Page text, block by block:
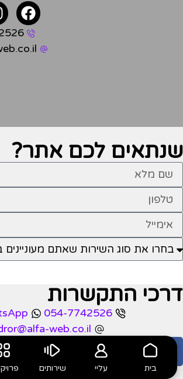
בית עליי שירותים
שנתאים לכם אתר?
דרכי התקשרות
054-7742526
web.co.il